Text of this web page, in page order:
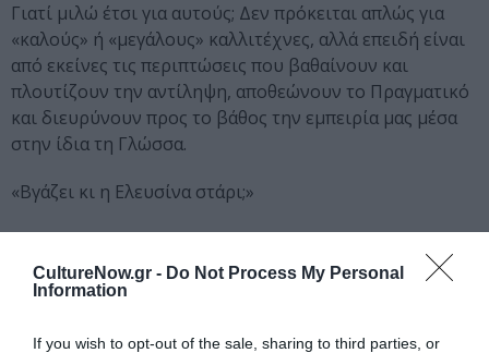
CultureNow.gr - Do Not Process My Personal
Information
If you wish to opt-out of the sale, sharing to third parties, or
Γιατί μιλώ έτσι για αυτούς; Δεν πρόκειται απλώς για
«καλούς» ή «μεγάλους» καλλιτέχνες, αλλά επειδή είναι
από εκείνες τις περιπτώσεις που βαθαίνουν και
πλουτίζουν την αντίληψη, αποθεώνουν το Πραγματικό
και διευρύνουν προς το βάθος την εμπειρία μας μέσα
στην ίδια τη Γλώσσα.
«Βγάζει κι η Ελευσίνα στάρι;»
ΤΣ, ΤΣ, ΤΣ, ΤΣ!…
Ναι, βρε, βγάζει και μύθους!
Τσάκος – Τσίγκος